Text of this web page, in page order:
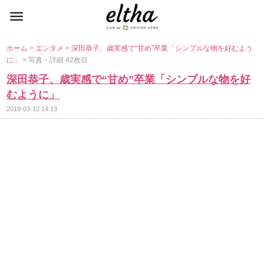
ホーム> エンタメ>深田恭子、歳実感で“甘め”卒業「シンプルな物を好むよう
に」> 写真・詳細 42枚目
深田恭子、歳実感で“甘め”卒業「シンプルな物を好
むように」
2019-03-12 14:13